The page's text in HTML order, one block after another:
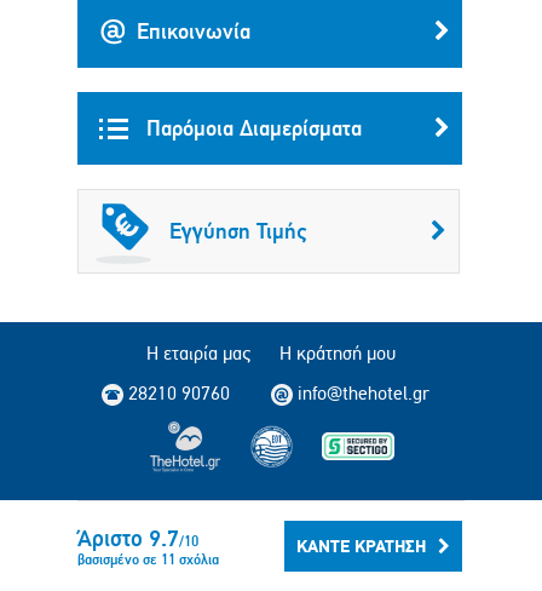
ΚΆΝΤΕ ΚΡΆΤΗΣΗ
Άριστο 9.7/10
βασισμένο σε 11 σχόλια
Επικοινωνία
Παρόμοια Διαμερίσματα
Εγγύηση Τιμής
Η εταιρία μας
Η κράτησή μου
28210 90760
info@thehotel.gr